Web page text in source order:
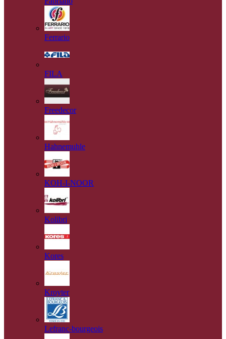
Ferrario
FILA
Freedecor
Hahnemuhle
KOH-I-NOOR
Kolibri
Kores
Kroyter
Lefranc-bourgeois